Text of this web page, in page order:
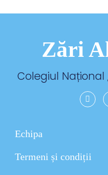
Zări
Colegiul Național
Echipa
Termeni și condiții